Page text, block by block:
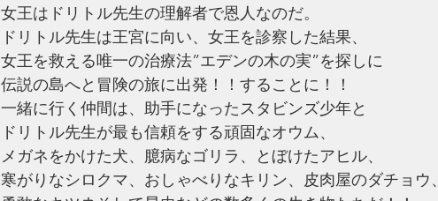
女王はドリトル先生の理解者で恩人なのだ。
ドリトル先生は王宮に向い、女王を診察した結果、
女王を救える唯一の治療法”エデンの木の実”を探しに
伝説の島へと冒険の旅に出発！！することに！！
一緒に行く仲間は、助手になったスタビンズ少年と
ドリトル先生が最も信頼をする頑固なオウム、
メガネをかけた犬、臆病なゴリラ、とぼけたアヒル、
寒がりなシロクマ、おしゃべりなキリン、皮肉屋のダチョウ、